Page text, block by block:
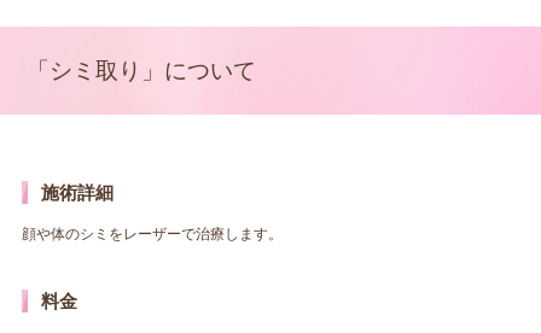
「シミ取り」について
施術詳細
顔や体のシミをレーザーで治療します。
料金